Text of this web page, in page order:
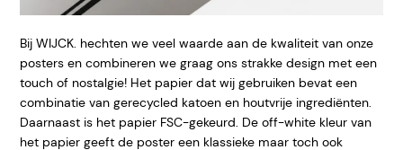
Bij WIJCK. hechten we veel waarde aan de kwaliteit van onze
posters en combineren we graag ons strakke design met een
touch of nostalgie! Het papier dat wij gebruiken bevat een
combinatie van gerecycled katoen en houtvrije ingrediënten.
Daarnaast is het papier FSC-gekeurd. De off-white kleur van
het papier geeft de poster een klassieke maar toch ook